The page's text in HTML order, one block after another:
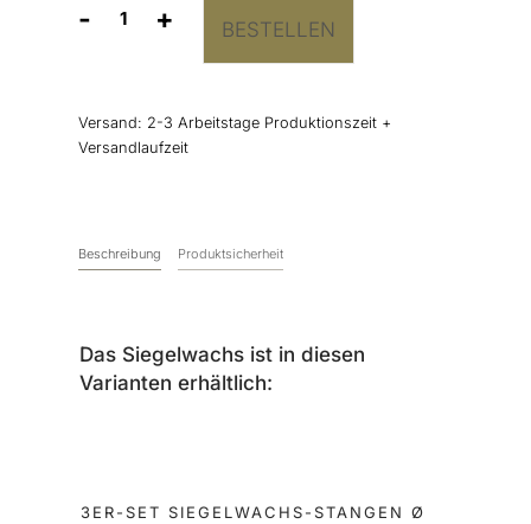
-
Siegelwachs
+ BESTELLEN
Versand: 2-3 Arbeitstage Produktionszeit +
Versandlaufzeit
Beschreibung Produktsicherheit
Das Siegelwachs ist in diesen
Varianten erhältlich:
3ER-SET SIEGELWACHS-STANGEN Ø